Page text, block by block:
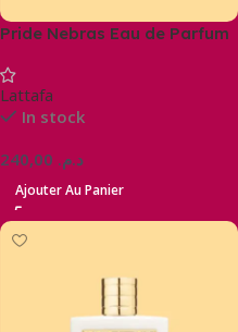
Pride Nebras Eau de Parfum
Lattafa
In stock
د.م.
Ajouter Au Panier